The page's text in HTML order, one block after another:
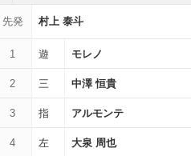
先発 村上 泰斗
1 遊 モレノ
2 三 中澤 恒貴
3 指 アルモンテ
4 左 大泉 周也